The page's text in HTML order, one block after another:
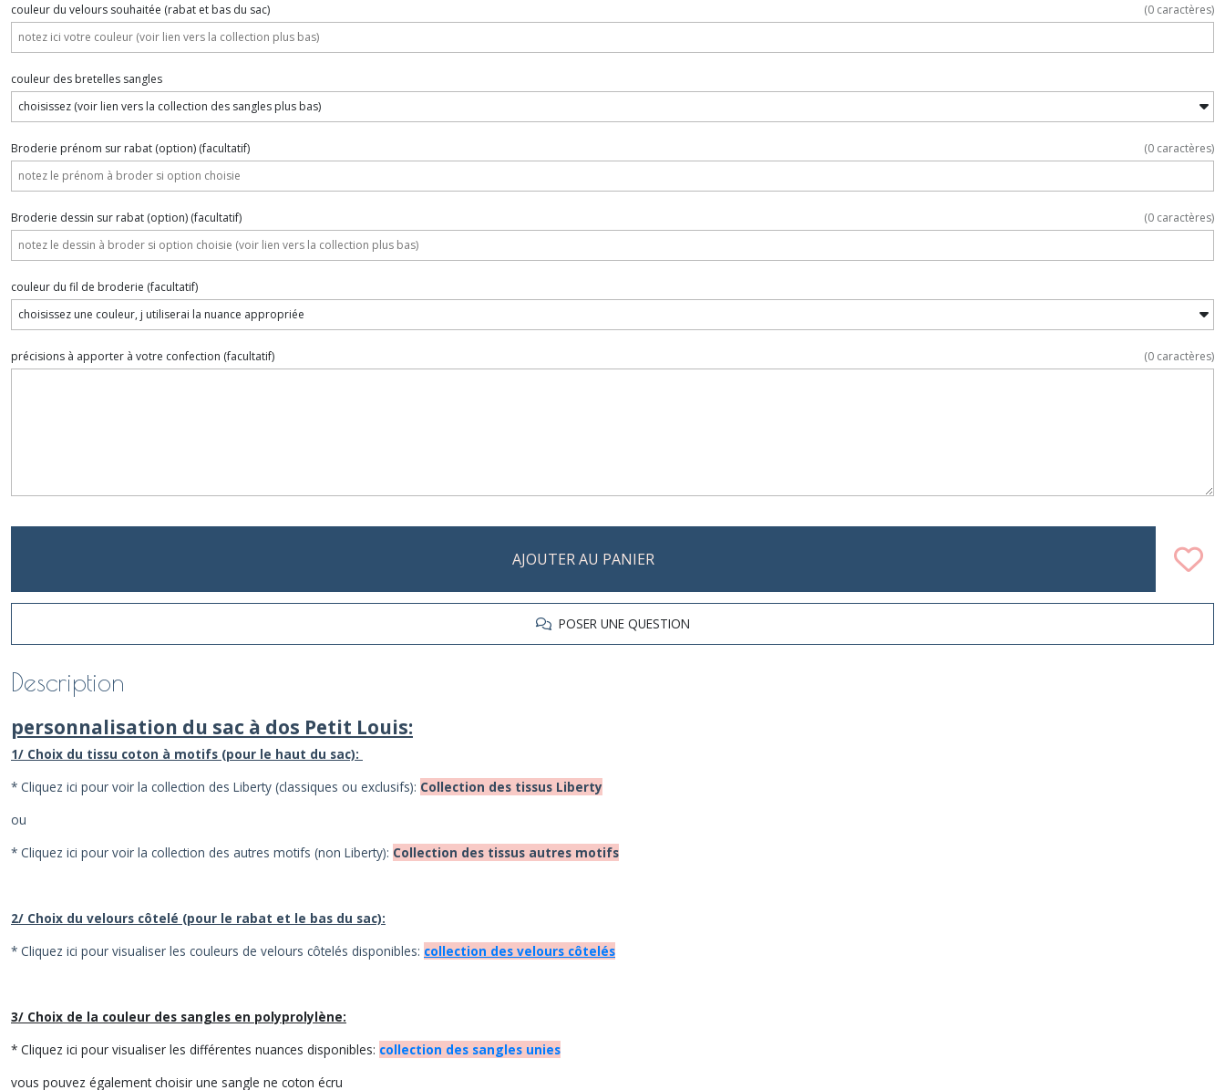
couleur du velours souhaitée (rabat et bas du sac) (0 caractères)
couleur des bretelles sangles
Broderie prénom sur rabat (option) (facultatif) (0 caractères)
Broderie dessin sur rabat (option) (facultatif) (0 caractères)
couleur du fil de broderie (facultatif)
précisions à apporter à votre confection (facultatif) (0 caractères)
AJOUTER AU PANIER
POSER UNE QUESTION
Description
personnalisation du sac à dos Petit Louis:
1/ Choix du tissu coton à motifs (pour le haut du sac):
* Cliquez ici pour voir la collection des Liberty (classiques ou exclusifs): Collection des tissus Liberty
ou
* Cliquez ici pour voir la collection des autres motifs (non Liberty): Collection des tissus autres motifs
2/ Choix du velours côtelé (pour le rabat et le bas du sac):
* Cliquez ici pour visualiser les couleurs de velours côtelés disponibles: collection des velours côtelés
3/ Choix de la couleur des sangles en polyprolylène:
* Cliquez ici pour visualiser les différentes nuances disponibles: collection des sangles unies
vous pouvez également choisir une sangle ne coton écru